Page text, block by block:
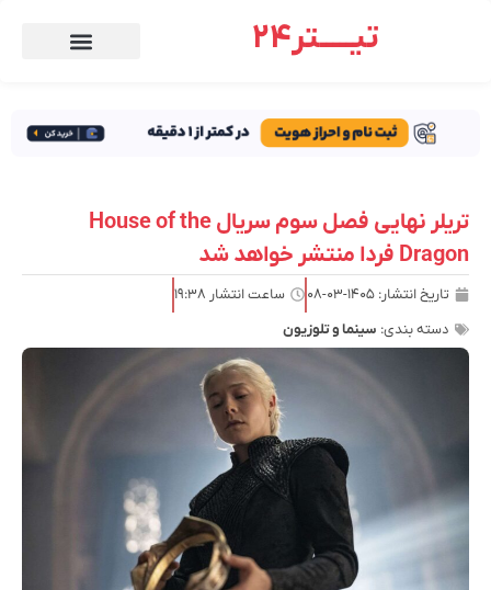
تیـــــتر24
تریلر نهایی فصل سوم سریال House of the
Dragon فردا منتشر خواهد شد
تاریخ انتشار: ۱۴۰۵-۰۳-۰۸ ساعت انتشار ۱۹:۳۸
دسته بندی: سینما و تلوزیون